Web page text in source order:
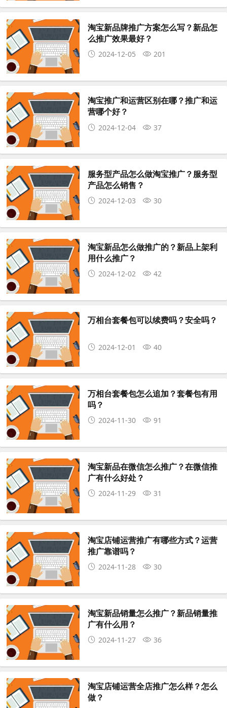
淘宝新品牌推广方案怎么写？新品怎
么推广效果最好？
2024-12-05 201
淘宝推广和运营区别在哪？推广和运
营哪个好？
2024-12-04 37
服务型产品怎么做淘宝推广？服务型
产品怎么销售？
2024-12-03 30
淘宝新品怎么做推广的？新品上架利
用什么推广？
2024-12-02 42
万相台套餐包可以续费吗？安全吗？
2024-12-01 40
万相台套餐包怎么追加？套餐包有用
吗？
2024-11-30 91
淘宝新品在微信怎么推广？在微信推
广有什么好处？
2024-11-29 31
淘宝店铺运营推广有哪些方式？运营
推广靠谱吗？
2024-11-28 30
淘宝新品销量怎么推广？新品销量推
广有什么用？
2024-11-27 36
淘宝店铺运营全店推广怎么样？怎么
做？